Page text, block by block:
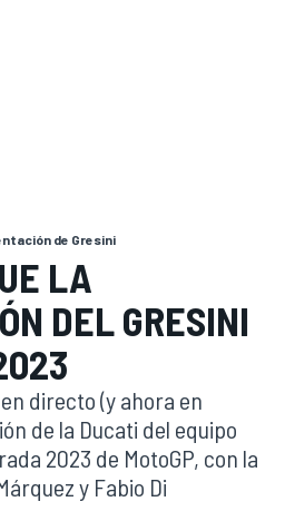
de Gresini
LA
DEL GRESINI
directo (y ahora en
de la Ducati del equipo
2023 de MotoGP, con la
y Fabio Di